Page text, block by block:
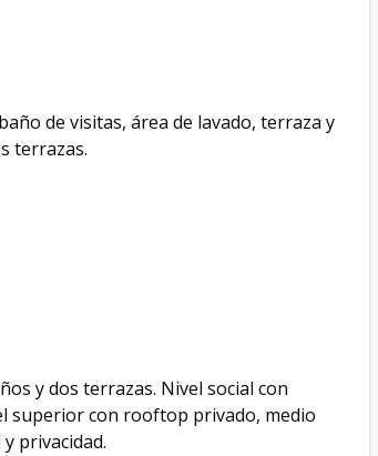
de visitas, área de lavado, terraza y
terrazas.
y dos terrazas. Nivel social con
superior con rooftop privado, medio
privacidad.